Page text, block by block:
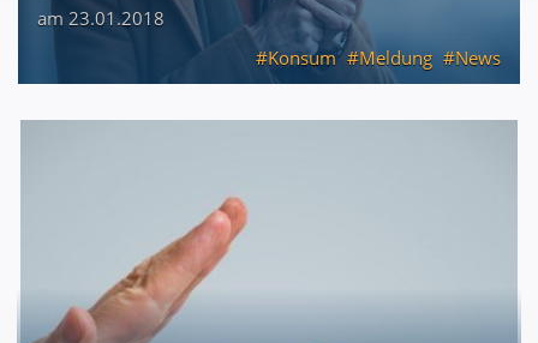
am 23.01.2018
Konsum
Meldung News